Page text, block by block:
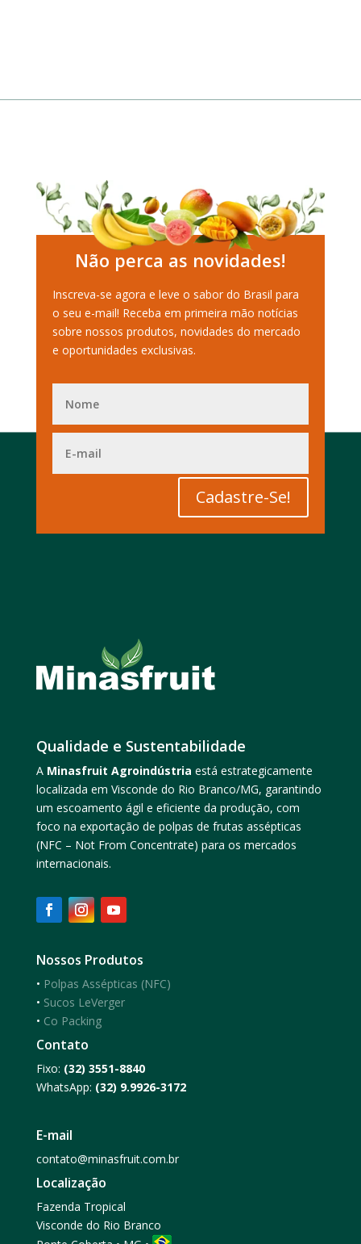
Não perca as novidades!
Inscreva-se agora e leve o sabor do Brasil para
o seu e-mail! Receba em primeira mão notícias
sobre nossos produtos, novidades do mercado
e oportunidades exclusivas.
Cadastre-Se!
Qualidade e Sustentabilidade
A Minasfruit Agroindústria está estrategicamente
localizada em Visconde do Rio Branco/MG, garantindo
um escoamento ágil e eficiente da produção, com
foco na exportação de polpas de frutas assépticas
(NFC – Not From Concentrate) para os mercados
internacionais.
Nossos Produtos
• Polpas Assépticas (NFC)
• Sucos LeVerger
• Co Packing
Contato
Fixo: (32) 3551-8840
WhatsApp: (32) 9.9926-3172
E-mail
contato@minasfruit.com.br
Localização
Fazenda Tropical
Visconde do Rio Branco